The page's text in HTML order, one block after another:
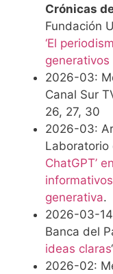
Crónicas
Fundación
‘El
generativos
2026-03:
Canal Sur
26, 27, 30
2026-03:
Laboratorio
ChatGPT’
generativa.
2026-03-
Banca del
ideas claras
2026-02: